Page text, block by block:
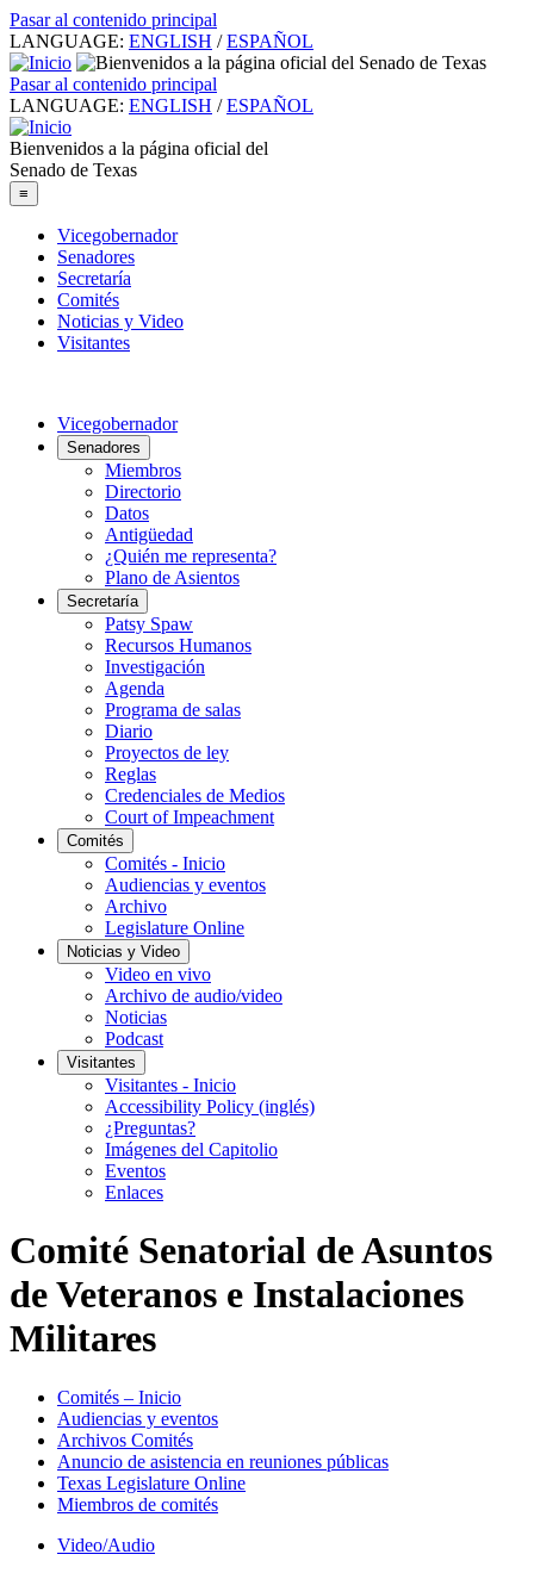
Pasar al contenido principal
LANGUAGE: ENGLISH / ESPAÑOL
Pasar al contenido principal
LANGUAGE: ENGLISH / ESPAÑOL
Bienvenidos a la página oficial del
Senado de Texas
≡
Vicegobernador
Senadores
Secretaría
Comités
Noticias y Video
Visitantes
Vicegobernador
Senadores
Miembros
Directorio
Datos
Antigüedad
¿Quién me representa?
Plano de Asientos
Secretaría
Patsy Spaw
Recursos Humanos
Investigación
Agenda
Programa de salas
Diario
Proyectos de ley
Reglas
Credenciales de Medios
Court of Impeachment
Comités
Comités - Inicio
Audiencias y eventos
Archivo
Legislature Online
Noticias y Video
Video en vivo
Archivo de audio/video
Noticias
Podcast
Visitantes
Visitantes - Inicio
Accessibility Policy (inglés)
¿Preguntas?
Imágenes del Capitolio
Eventos
Enlaces
Comité Senatorial de Asuntos
de Veteranos e Instalaciones
Militares
Comités – Inicio
Audiencias y eventos
Archivos Comités
Anuncio de asistencia en reuniones públicas
Texas Legislature Online
Miembros de comités
Video/Audio